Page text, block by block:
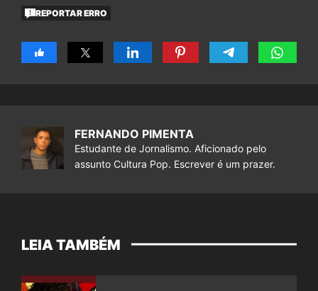
REPORTAR ERRO
FERNANDO PIMENTA
Estudante de Jornalismo. Aficionado pelo
assunto Cultura Pop. Escrever é um prazer.
LEIA TAMBÉM